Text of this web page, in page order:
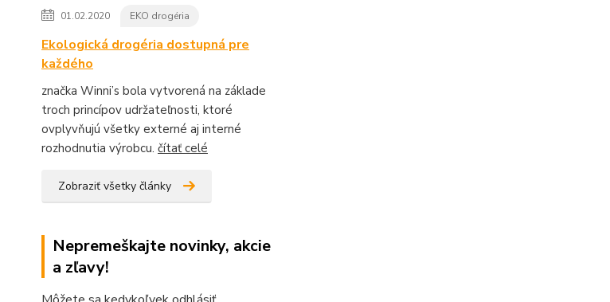
01.02.2020 EKO drogéria
Ekologická drogéria dostupná pre
každého
značka Winni’s bola vytvorená na základe
troch princípov udržateľnosti, ktoré
ovplyvňujú všetky externé aj interné
rozhodnutia výrobcu. čítať celé
Zobraziť všetky články
Nepremeškajte novinky, akcie
a zľavy!